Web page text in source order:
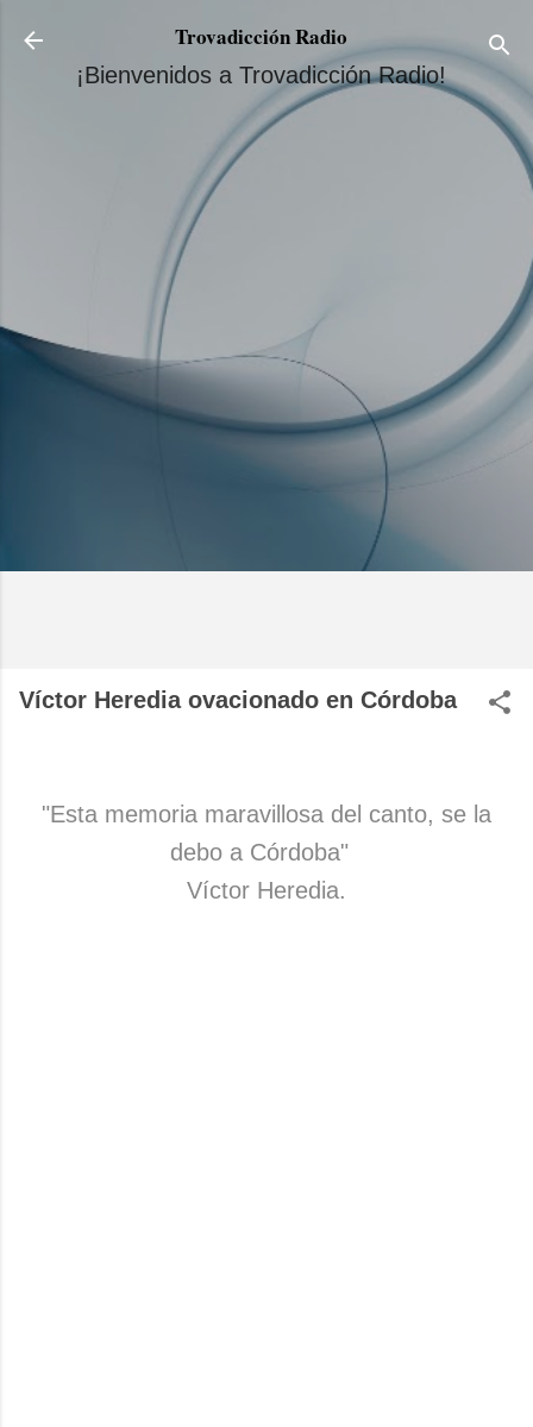
Ir al contenido principal
Trovadicción Radio
¡Bienvenidos a Trovadicción Radio!
Víctor Heredia ovacionado en Córdoba
"Esta memoria maravillosa del canto, se la
debo a Córdoba"
Víctor Heredia.